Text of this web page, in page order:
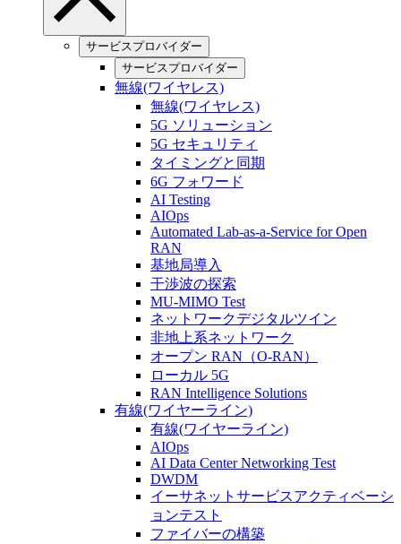
サービスプロバイダー
サービスプロバイダー
無線(ワイヤレス)
無線(ワイヤレス)
5G ソリューション
5G セキュリティ
タイミングと同期
6G フォワード
AI Testing
AIOps
Automated Lab-as-a-Service for Open
RAN
基地局導入
干渉波の探索
MU-MIMO Test
ネットワークデジタルツイン
非地上系ネットワーク
オープン RAN（O-RAN）
ローカル 5G
RAN Intelligence Solutions
有線(ワイヤーライン)
有線(ワイヤーライン)
AIOps
AI Data Center Networking Test
DWDM
イーサネットサービスアクティベーシ
ョンテスト
ファイバーの構築